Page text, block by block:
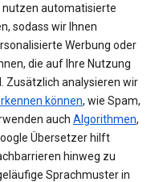
nutzen automatisierte
sodass wir Ihnen
Werbung oder
die auf Ihre Nutzung
Zusätzlich analysieren wir
können, wie Spam,
auch Algorithmen,
Übersetzer hilft
hinweg zu
Sprachmuster in